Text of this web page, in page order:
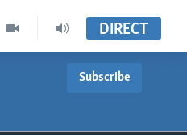
DIRECT
Subscribe